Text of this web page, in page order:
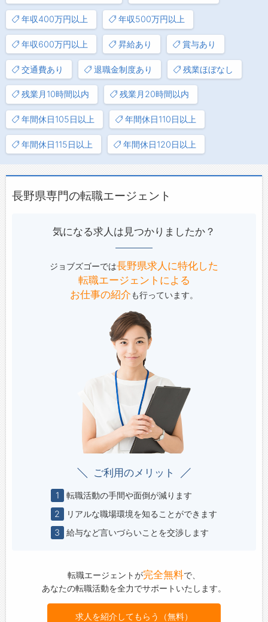
年収400万円以上 年収500万円以上
年収600万円以上 昇給あり 賞与あり
交通費あり 退職金制度あり 残業ほぼなし
残業月10時間以内 残業月20時間以内
年間休日105日以上 年間休日110日以上
年間休日115日以上 年間休日120日以上
長野県専門の転職エージェント
気になる求人は見つかりましたか？
ジョブズゴーでは長野県求人に特化した
転職エージェントによる
お仕事の紹介も行っています。
ご利用のメリット
1
転職活動の手間や面倒が減ります
2
リアルな職場環境を知ることができます
3
給与など言いづらいことを交渉します
転職エージェントが完全無料で、
あなたの転職活動を全力でサポートいたします。
求人を紹介してもらう（無料）